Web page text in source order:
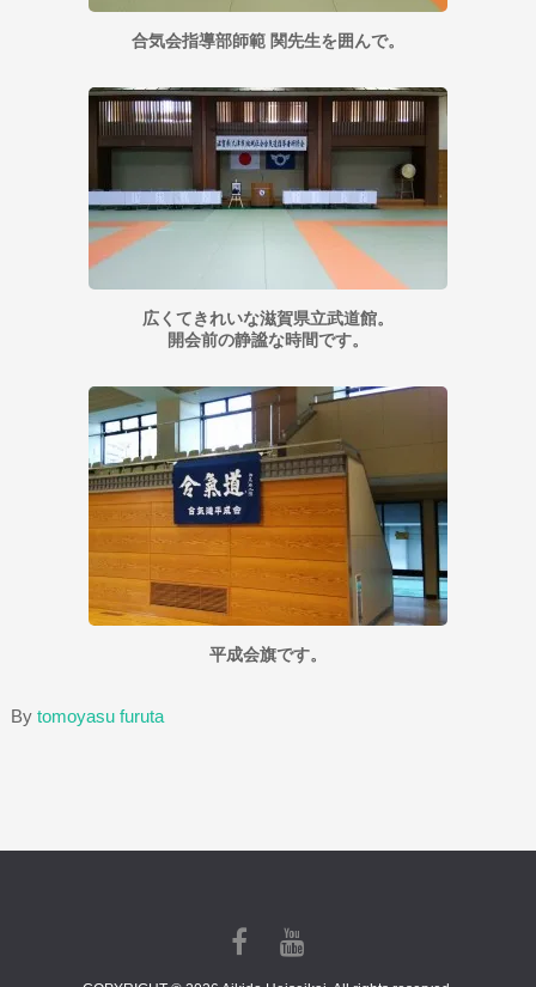
合気会指導部師範 関先生を囲んで。
広くてきれいな滋賀県立武道館。
開会前の静謐な時間です。
平成会旗です。
By tomoyasu furuta